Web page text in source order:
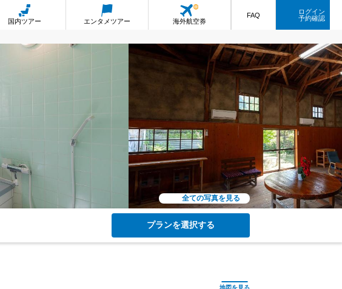
国内ツアー エンタメツアー 海外航空券
FAQ
ログイン
予約確認
全ての写真を見る
プランを選択する